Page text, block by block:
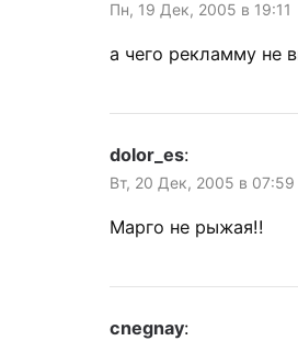
Пн, 19 Дек, 2005 в 19:11
а чего рекламму не
dolor_es:
Вт, 20 Дек, 2005 в 07:59
Марго не рыжая!!
cnegnay: